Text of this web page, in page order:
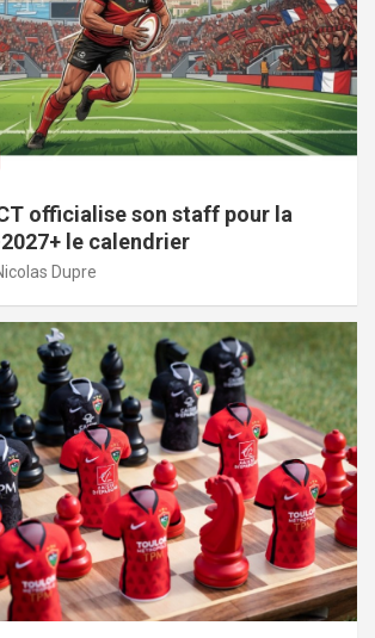
officialise son staff pour la
le calendrier
Dupre